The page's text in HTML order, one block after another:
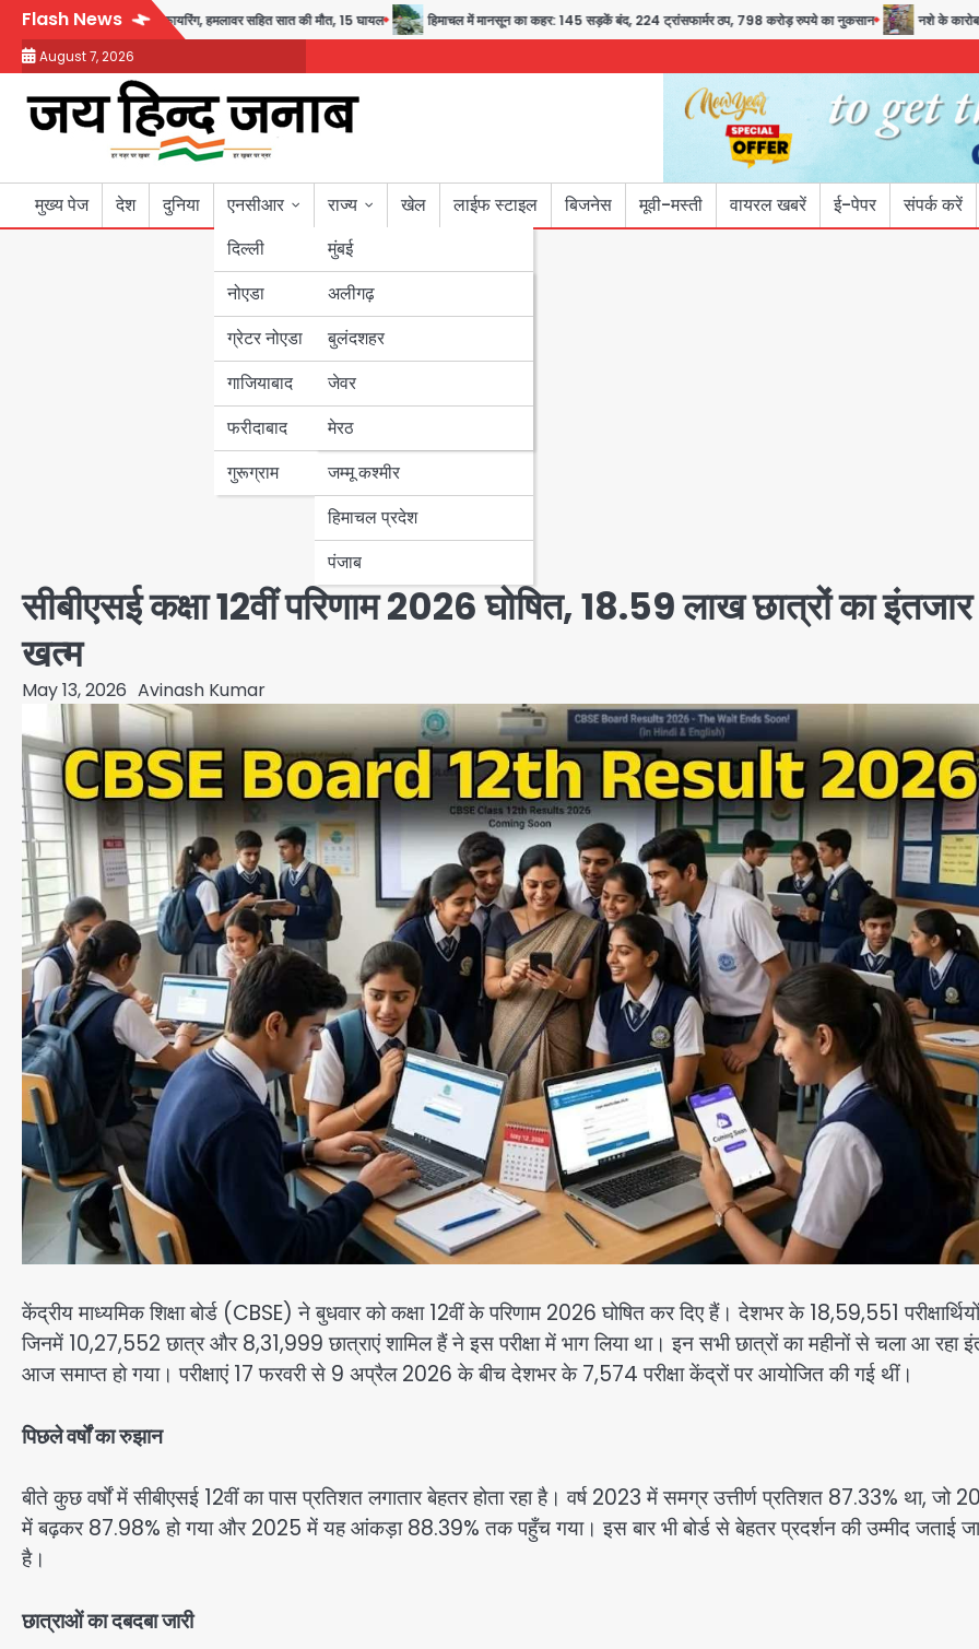
Skip
content
Flash News
ने की अंधाधुंध फायरिंग, हमलावर सहित सात की मौत, 15 घायल हिमाचल में मानसून का कहर: 145 सड़कें बंद, 224 ट्रांसफार्मर ठप, 798 करोड़ रुपये का नुकसान नशे के कारोबार में कुछ
August 7, 2026
मुख्य पेज देश दुनिया
एनसीआर
दिल्ली
नोएडा
ग्रेटर नोएडा
गाजियाबाद
फरीदाबाद
गुरूग्राम
राज्य
मुंबई
उत्तर प्रदेश
अलीगढ़
बुलंदशहर
जेवर
मेरठ
बिहार
पंजाब
हरियाणा
जम्मू कश्मीर
हिमाचल प्रदेश
पंजाब
खेल लाईफ स्टाइल बिजनेस मूवी-मस्ती वायरल खबरें ई-पेपर संपर्क करें
सीबीएसई कक्षा 12वीं परिणाम 2026 घोषित, 18.59 लाख छात्रों का इंतजार
खत्म
May 13, 2026 Avinash Kumar
केंद्रीय माध्यमिक शिक्षा बोर्ड (CBSE) ने बुधवार को कक्षा 12वीं के परिणाम 2026 घोषित कर दिए हैं। देशभर के 18,59,551 परीक्षार्थियों
जिनमें 10,27,552 छात्र और 8,31,999 छात्राएं शामिल हैं ने इस परीक्षा में भाग लिया था। इन सभी छात्रों का महीनों से चला आ रहा
आज समाप्त हो गया। परीक्षाएं 17 फरवरी से 9 अप्रैल 2026 के बीच देशभर के 7,574 परीक्षा केंद्रों पर आयोजित की गई थीं।
पिछले वर्षों का रुझान
बीते कुछ वर्षों में सीबीएसई 12वीं का पास प्रतिशत लगातार बेहतर होता रहा है। वर्ष 2023 में समग्र उत्तीर्ण प्रतिशत 87.33% था, जो
में बढ़कर 87.98% हो गया और 2025 में यह आंकड़ा 88.39% तक पहुँच गया। इस बार भी बोर्ड से बेहतर प्रदर्शन की उम्मीद जताई जा
है।
छात्राओं का दबदबा जारी